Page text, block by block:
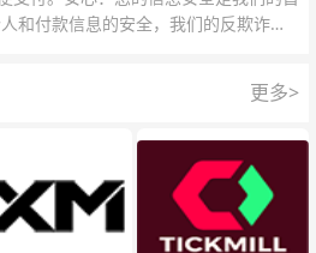
和付款信息的安全，我们的反欺诈团
更多>